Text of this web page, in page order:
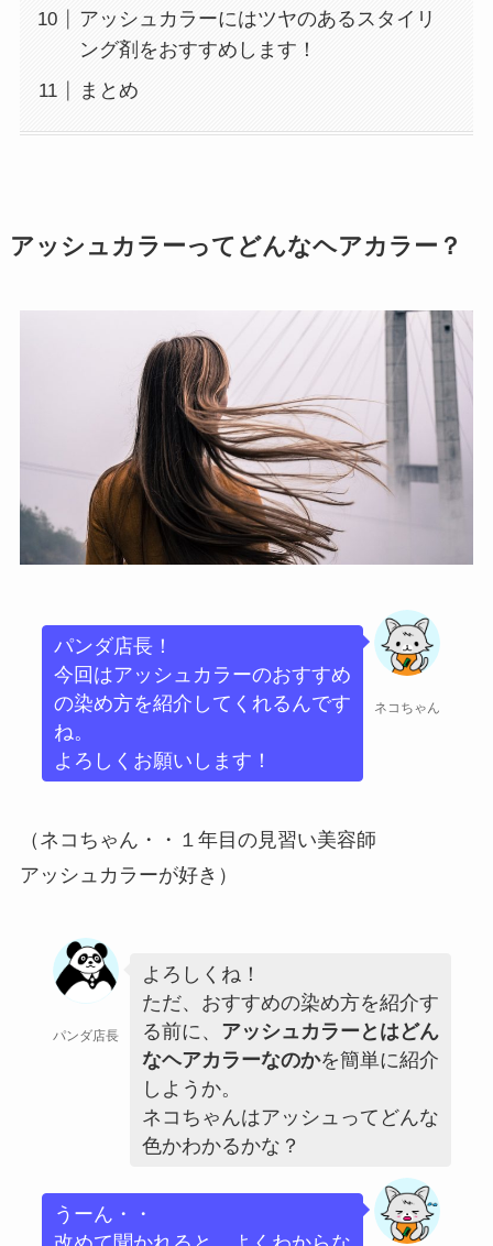
アッシュカラーにはツヤのあるスタイリ
ング剤をおすすめします！
まとめ
アッシュカラーってどんなヘアカラー？
ネコちゃん
パンダ店長！
今回はアッシュカラーのおすすめ
の染め方を紹介してくれるんです
ね。
よろしくお願いします！
（ネコちゃん・・１年目の見習い美容師
アッシュカラーが好き）
パンダ店長
よろしくね！
ただ、おすすめの染め方を紹介す
る前に、 アッシュカラーとはどん
なヘアカラーなのかを簡単に紹介
しようか。
ネコちゃんはアッシュってどんな
色かわかるかな？
うーん・・